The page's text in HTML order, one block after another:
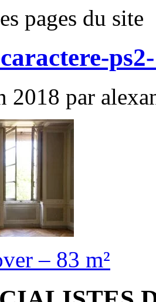
pages du site
2018 par
– 83 m²